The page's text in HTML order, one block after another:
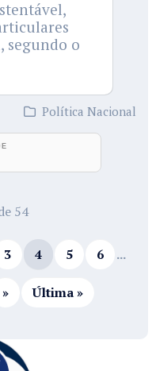
segundo o
Política Nacional
54
3 4 5 6 ...
» Última »